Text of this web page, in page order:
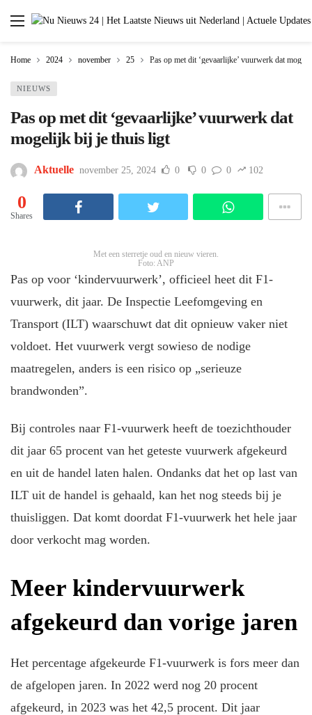
Home 2024 november 25 Pas op met dit ‘gevaarlijke’ vuurwerk dat
NIEUWS
Pas op met dit ‘gevaarlijke’ vuurwerk dat
mogelijk bij je thuis ligt
Aktuelle november 25, 2024 0 0 0 102
0
Shares
Met een sterretje oud en nieuw vieren.
Foto: ANP
Pas op voor ‘kindervuurwerk’, officieel heet dit F1-
vuurwerk, dit jaar. De Inspectie Leefomgeving en
Transport (ILT) waarschuwt dat dit opnieuw vaker niet
voldoet. Het vuurwerk vergt sowieso de nodige
maatregelen, anders is een risico op „serieuze
brandwonden”.
Bij controles naar F1-vuurwerk heeft de toezichthouder
dit jaar 65 procent van het geteste vuurwerk afgekeurd
en uit de handel laten halen. Ondanks dat het op last van
ILT uit de handel is gehaald, kan het nog steeds bij je
thuisliggen. Dat komt doordat F1-vuurwerk het hele jaar
door verkocht mag worden.
Meer kindervuurwerk
afgekeurd dan vorige jaren
Het percentage afgekeurde F1-vuurwerk is fors meer dan
de afgelopen jaren. In 2022 werd nog 20 procent
afgekeurd, in 2023 was het 42,5 procent. Dit jaar